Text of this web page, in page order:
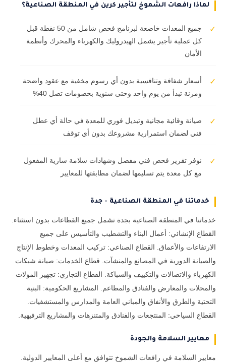
لماذا رافعات الشموخ لتأجير كرين في المنطقة الصناعية؟
✓
جميع المعدات خاضعة لبرنامج فحص شامل من 50 نقطة قبل
كل عملية تأجير يشمل الهيدروليك والكهرباء والمحرك وأنظمة
الأمان
✓
أسعار شفافة وتنافسية بدون أي رسوم مخفية مع عقود واضحة
ومرنة تبدأ من يوم واحد وحتى سنوية بخصومات تصل 40%
✓
صيانة وقائية مجانية وتبديل فوري للمعدة في حالة أي عطل
فني لضمان استمرارية مشروعك بدون أي توقف
✓
نوفر تقرير فحص فني مفصل وشهادات سلامة سارية المفعول
مع كل معدة يتم تسليمها لضمان مطابقتها للمعايير
خدماتنا في المنطقة الصناعية - جدة
خدماتنا في المنطقة الصناعية بجدة تشمل جميع القطاعات بدون استثناء.
القطاع الإنشائي: أعمال البناء والتشطيب والتأسيس على جميع
الارتفاعات والأعماق. القطاع الصناعي: تركيب المعدات وخطوط الإنتاج
والصيانة الدورية في المصانع والمنشآت. قطاع الخدمات: صيانة شبكات
الكهرباء والاتصالات والتكييف والسباكة. القطاع التجاري: تجهيز المولات
والمحلات والمعارض والفنادق والمطاعم. المشاريع الحكومية: البنية
التحتية والطرق والأنفاق والمباني العامة والمدارس والمستشفيات.
القطاع السياحي: المنتجعات والفنادق والمتنزهات والمشاريع الترفيهية.
معايير السلامة والجودة
معايير السلامة في رافعات الشموخ تتوافق مع أعلى المعايير الدولية.